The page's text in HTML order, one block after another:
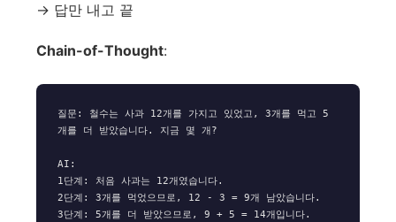
→ 답만 내고 끝
Chain-of-Thought:
질문: 철수는 사과 12개를 가지고 있었고, 3개를 먹고 5
개를 더 받았습니다. 지금 몇 개?
AI:
1단계: 처음 사과는 12개였습니다.
2단계: 3개를 먹었으므로, 12 - 3 = 9개 남았습니다.
3단계: 5개를 더 받았으므로, 9 + 5 = 14개입니다.